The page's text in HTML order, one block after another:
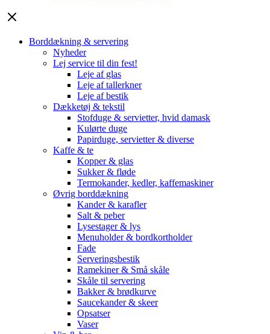
Borddækning & servering
Nyheder
Lej service til din fest!
Leje af glas
Leje af tallerkner
Leje af bestik
Dækketøj & tekstil
Stofduge & servietter, hvid damask
Kulørte duge
Papirduge, servietter & diverse
Kaffe & te
Kopper & glas
Sukker & fløde
Termokander, kedler, kaffemaskiner
Øvrig borddækning
Kander & karafler
Salt & peber
Lysestager & lys
Menuholder & bordkortholder
Fade
Serveringsbestik
Ramekiner & Små skåle
Skåle til servering
Bakker & brødkurve
Saucekander & skeer
Opsatser
Vaser